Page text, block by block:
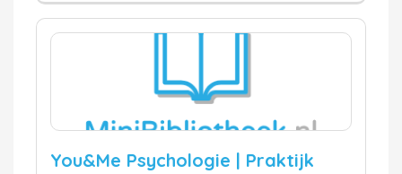
You&Me Psychologie | Praktijk